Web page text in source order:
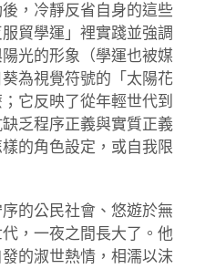
，冷靜反省自身的這些
貿學運」裡實踐並強調
光的形象（學運也被媒
為視覺符號的「太陽花
它反映了從年輕世代到
乏程序正義與實質正義
的角色設定，或自我限
的公民社會、悠遊於無
，一夜之間長大了。他
的淑世熱情，相濡以沫